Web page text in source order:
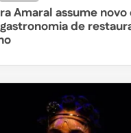
Amaral assume
de